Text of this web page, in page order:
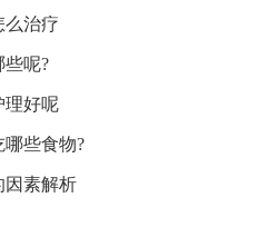
么治疗
些呢?
理好呢
些食物?
因素解析